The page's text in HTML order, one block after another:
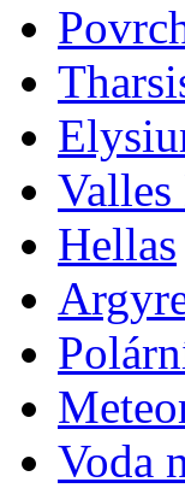
Hellas
Voda